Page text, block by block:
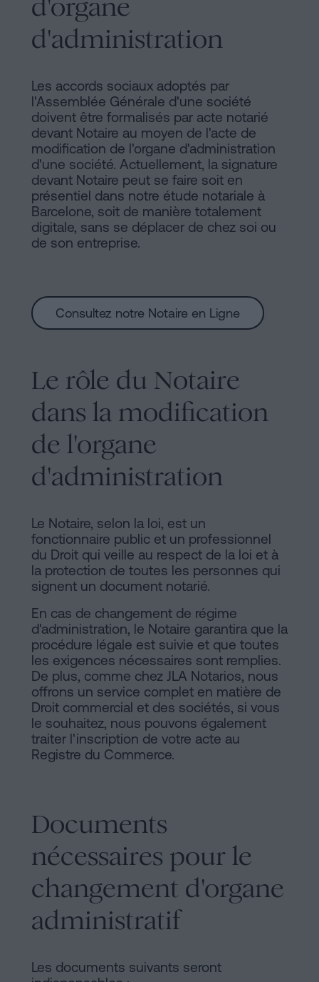
d'organe
d'administration
Les accords sociaux adoptés par
l'Assemblée Générale d'une société
doivent être formalisés par acte notarié
devant Notaire au moyen de l'acte de
modification de l'organe d'administration
d'une société. Actuellement, la signature
devant Notaire peut se faire soit en
présentiel dans notre étude notariale à
Barcelone, soit de manière totalement
digitale, sans se déplacer de chez soi ou
de son entreprise.
Consultez notre Notaire en Ligne
Le rôle du Notaire
dans la modification
de l'organe
d'administration
Le Notaire, selon la loi, est un
fonctionnaire public et un professionnel
du Droit qui veille au respect de la loi et à
la protection de toutes les personnes qui
signent un document notarié.
En cas de changement de régime
d'administration, le Notaire garantira que la
procédure légale est suivie et que toutes
les exigences nécessaires sont remplies.
De plus, comme chez JLA Notarios, nous
offrons un service complet en matière de
Droit commercial et des sociétés, si vous
le souhaitez, nous pouvons également
traiter l'inscription de votre acte au
Registre du Commerce.
Documents
nécessaires pour le
changement d'organe
administratif
Les documents suivants seront